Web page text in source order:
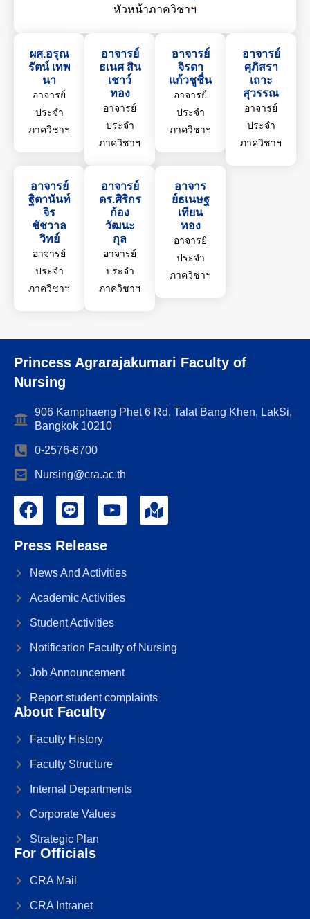
หัวหน้าภาควิชาฯ
ผศ.อรุณ
รัตน์ เทพ
นา
อาจารย์
ประจำ
ภาควิชาฯ
อาจารย์
ธเนศ สิน
เชาว์
ทอง
อาจารย์
ประจำ
ภาควิชาฯ
อาจารย์
จิรดา
แก้วชูชื่น
อาจารย์
ประจำ
ภาควิชาฯ
อาจารย์
ศุภิสรา
เถาะ
สุวรรณ
อาจารย์
ประจำ
ภาควิชาฯ
อาจารย์
ฐิตานันท์
จิร
ชัชวาล
วิทย์
อาจารย์
ประจำ
ภาควิชาฯ
อาจารย์
ดร.ศิริกร
ก้อง
วัฒนะ
กุล
อาจารย์
ประจำ
ภาควิชาฯ
อาจาร
ย์ธเนษฐ
เทียน
ทอง
อาจารย์
ประจำ
ภาควิชาฯ
Princess Agrarajakumari Faculty of
Nursing
906 Kamphaeng Phet 6 Rd, Talat Bang Khen, LakSi,
Bangkok 10210
0-2576-6700
Nursing@cra.ac.th
Press Release
News And Activities
Academic Activities
Student Activities
Notification Faculty of Nursing
Job Announcement
Report student complaints
About Faculty
Faculty History
Faculty Structure
Internal Departments
Corporate Values
Strategic Plan
For Officials
CRA Mail
CRA Intranet